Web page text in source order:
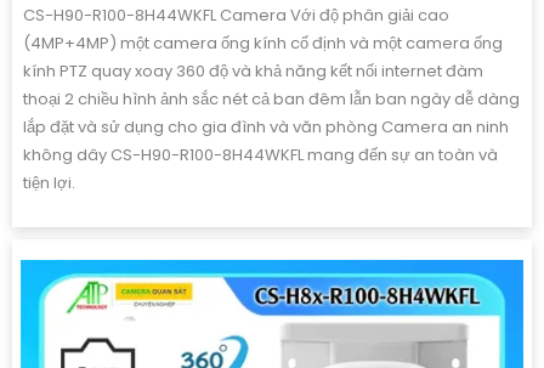
thu âm và loa hồng ngoại thông minh Smart IR, giúp cải thiện khả
năng quan sát